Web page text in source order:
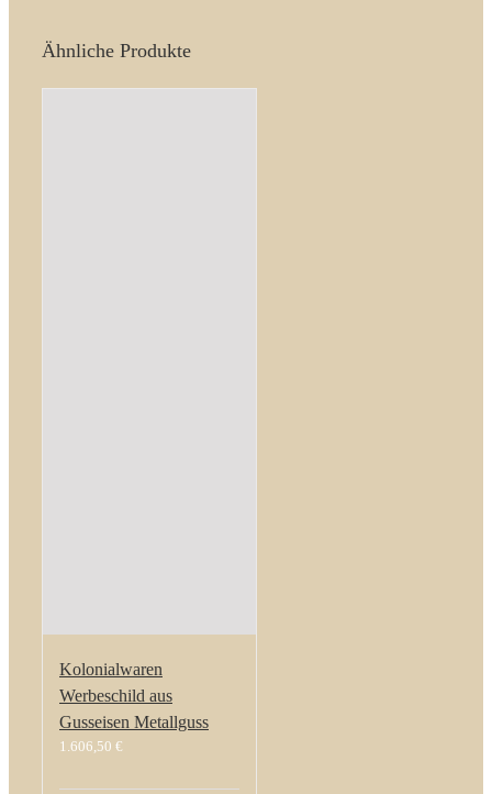
Ähnliche Produkte
Kolonialwaren
Werbeschild aus
Gusseisen Metallguss
1.606,50 €